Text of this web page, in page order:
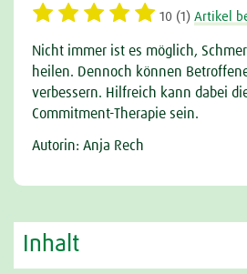
10 (1) Artikel
Nicht immer ist es möglich,
heilen. Dennoch können
verbessern. Hilfreich kann dabei
Commitment-Therapie sein.
Autorin: Anja Rech
Inhalt